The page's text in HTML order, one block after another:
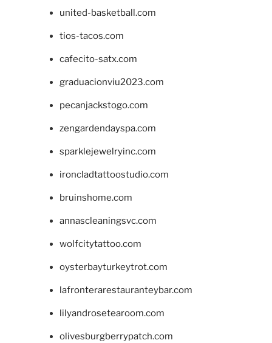
united-basketball.com
tios-tacos.com
cafecito-satx.com
graduacionviu2023.com
pecanjackstogo.com
zengardendayspa.com
sparklejewelryinc.com
ironcladtattoostudio.com
bruinshome.com
annascleaningsvc.com
wolfcitytattoo.com
oysterbayturkeytrot.com
lafronterarestauranteybar.com
lilyandrosetearoom.com
olivesburgberrypatch.com